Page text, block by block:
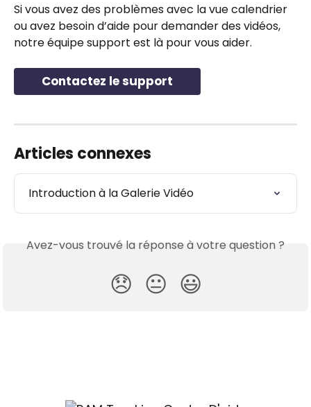
Si vous avez des problèmes avec la vue calendrier
ou avez besoin d’aide pour demander des vidéos,
notre équipe support est là pour vous aider.
Contactez le support
Articles connexes
Introduction à la Galerie Vidéo
Avez-vous trouvé la réponse à votre question ?
😞 😐 😃